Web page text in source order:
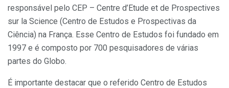
responsável pelo CEP – Centre d’Etude et de Prospectives
sur la Science (Centro de Estudos e Prospectivas da
Ciência) na França. Esse Centro de Estudos foi fundado em
1997 e é composto por 700 pesquisadores de várias
partes do Globo.
É importante destacar que o referido Centro de Estudos